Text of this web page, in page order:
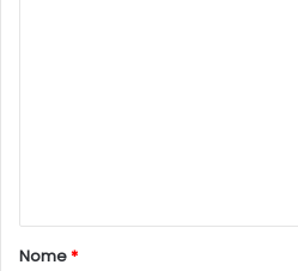
r
Nome*